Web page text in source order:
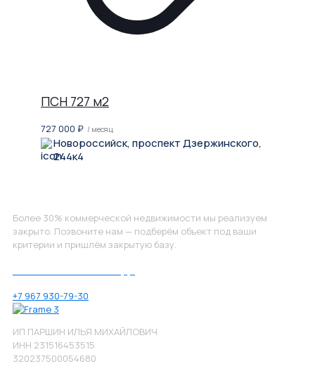
ПСН 727 м2
727 000 ₽ / месяц
Новороссийск, проспект Дзержинского,
244к4
Более 30% коммерческой недвижимости мы реализуем
закрыто. Позвоните нам — подберём объект под ваши
критерии и пришлём закрытую базу.
+7 967 930-79-30
ИП ПАРШИН ИЛЬЯ МИХАЙЛОВИЧ
ИНН 231516453515
320237500054680